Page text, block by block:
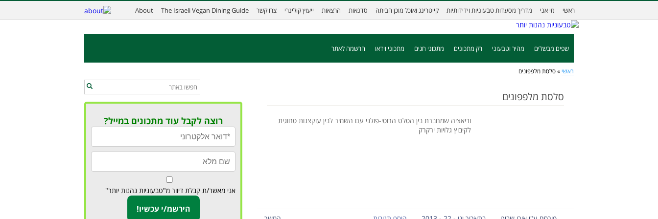
ראשי מי אני מדריך מסעדות טבעוניות וידידותיות קייטרינג ואוכל מוכן הביתה סדנאות הרצאות ייעוץ קולינרי צרו קשר The Israeli Vegan Dining Guide
About
שפים מבשלים מהיר וטבעוני רק מתכונים מתכוני חגים מתכוני וידאו הרשמה לאתר
ראשי » סלסת מלפפונים
סלסת מלפפונים
וריאציה שמחברת בין הסלט הרוסי-פולני עם השמיר לבין עוקצנות סחוגית
לקיבוץ גלויות ירקרק
רוצה לקבל עוד מתכונים במייל?
אני מאשר/ת קבלת דיוור מ"טבעוניות נהנות יותר"